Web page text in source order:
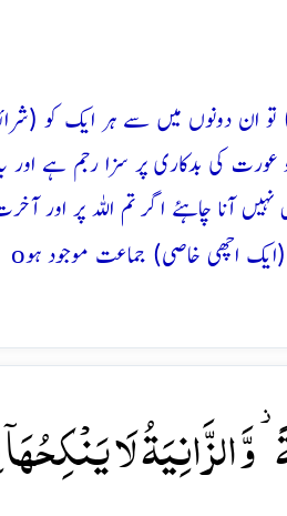
تو ان دونوں میں سے ہر ایک کو
کی بدکاری پر سزا رجم ہے
آنا چاہئے اگر تم اللہ پر اور
اچھی خاصی) جماعت موجود ہوo
وَّ الزَّانِیَۃُ لَا